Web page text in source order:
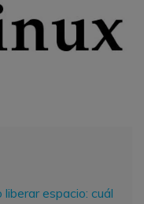
espacio: cuál